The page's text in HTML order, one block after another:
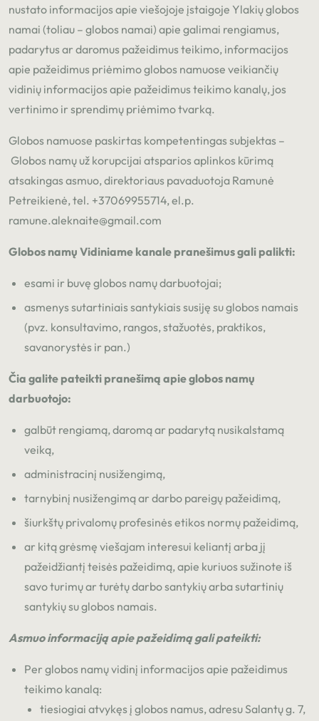
nustato informacijos apie viešojoje įstaigoje Ylakių globos
namai (toliau – globos namai) apie galimai rengiamus,
padarytus ar daromus pažeidimus teikimo, informacijos
apie pažeidimus priėmimo globos namuose veikiančių
vidinių informacijos apie pažeidimus teikimo kanalų, jos
vertinimo ir sprendimų priėmimo tvarką.
Globos namuose paskirtas kompetentingas subjektas –
Globos namų už korupcijai atsparios aplinkos kūrimą
atsakingas asmuo, direktoriaus pavaduotoja Ramunė
Petreikienė, tel. +37069955714, el.p.
ramune.aleknaite@gmail.com
Globos namų Vidiniame kanale pranešimus gali palikti:
esami ir buvę globos namų darbuotojai;
asmenys sutartiniais santykiais susiję su globos namais
(pvz. konsultavimo, rangos, stažuotės, praktikos,
savanorystės ir pan.)
Čia galite pateikti pranešimą apie globos namų
darbuotojo:
galbūt rengiamą, daromą ar padarytą nusikalstamą
veiką,
administracinį nusižengimą,
tarnybinį nusižengimą ar darbo pareigų pažeidimą,
šiurkštų privalomų profesinės etikos normų pažeidimą,
ar kitą grėsmę viešajam interesui keliantį arba jį
pažeidžiantį teisės pažeidimą, apie kuriuos sužinote iš
savo turimų ar turėtų darbo santykių arba sutartinių
santykių su globos namais.
Asmuo informaciją apie pažeidimą gali pateikti:
Per globos namų vidinį informacijos apie pažeidimus
teikimo kanalą:
tiesiogiai atvykęs į globos namus, adresu Salantų g. 7,